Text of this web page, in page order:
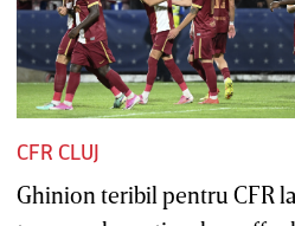
CFR CLUJ
Ghinion teribil pentru CFR la